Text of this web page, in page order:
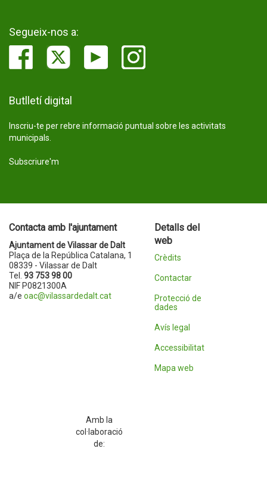
Segueix-nos a:
Butlletí digital
Inscriu-te per rebre informació puntual sobre les activitats
municipals.
Subscriure'm
Contacta amb l'ajuntament
Ajuntament de Vilassar de Dalt
Plaça de la República Catalana, 1
08339 - Vilassar de Dalt
Tel. 93 753 98 00
NIF P0821300A
a/e oac@vilassardedalt.cat
Detalls del
web
Crèdits
Contactar
Protecció de
dades
Avís legal
Accessibilitat
Mapa web
Amb la
col·laboració
de: